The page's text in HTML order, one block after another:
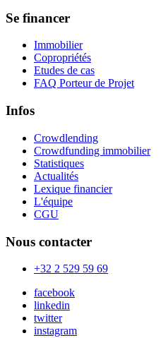
Se financer
Immobilier
Copropriétés
Etudes de cas
FAQ Porteur de Projet
Infos
Crowdlending
Crowdfunding immobilier
Statistiques
Actualités
Lexique financier
L'équipe
CGU
Nous contacter
+32 2 529 59 69
facebook
linkedin
twitter
instagram